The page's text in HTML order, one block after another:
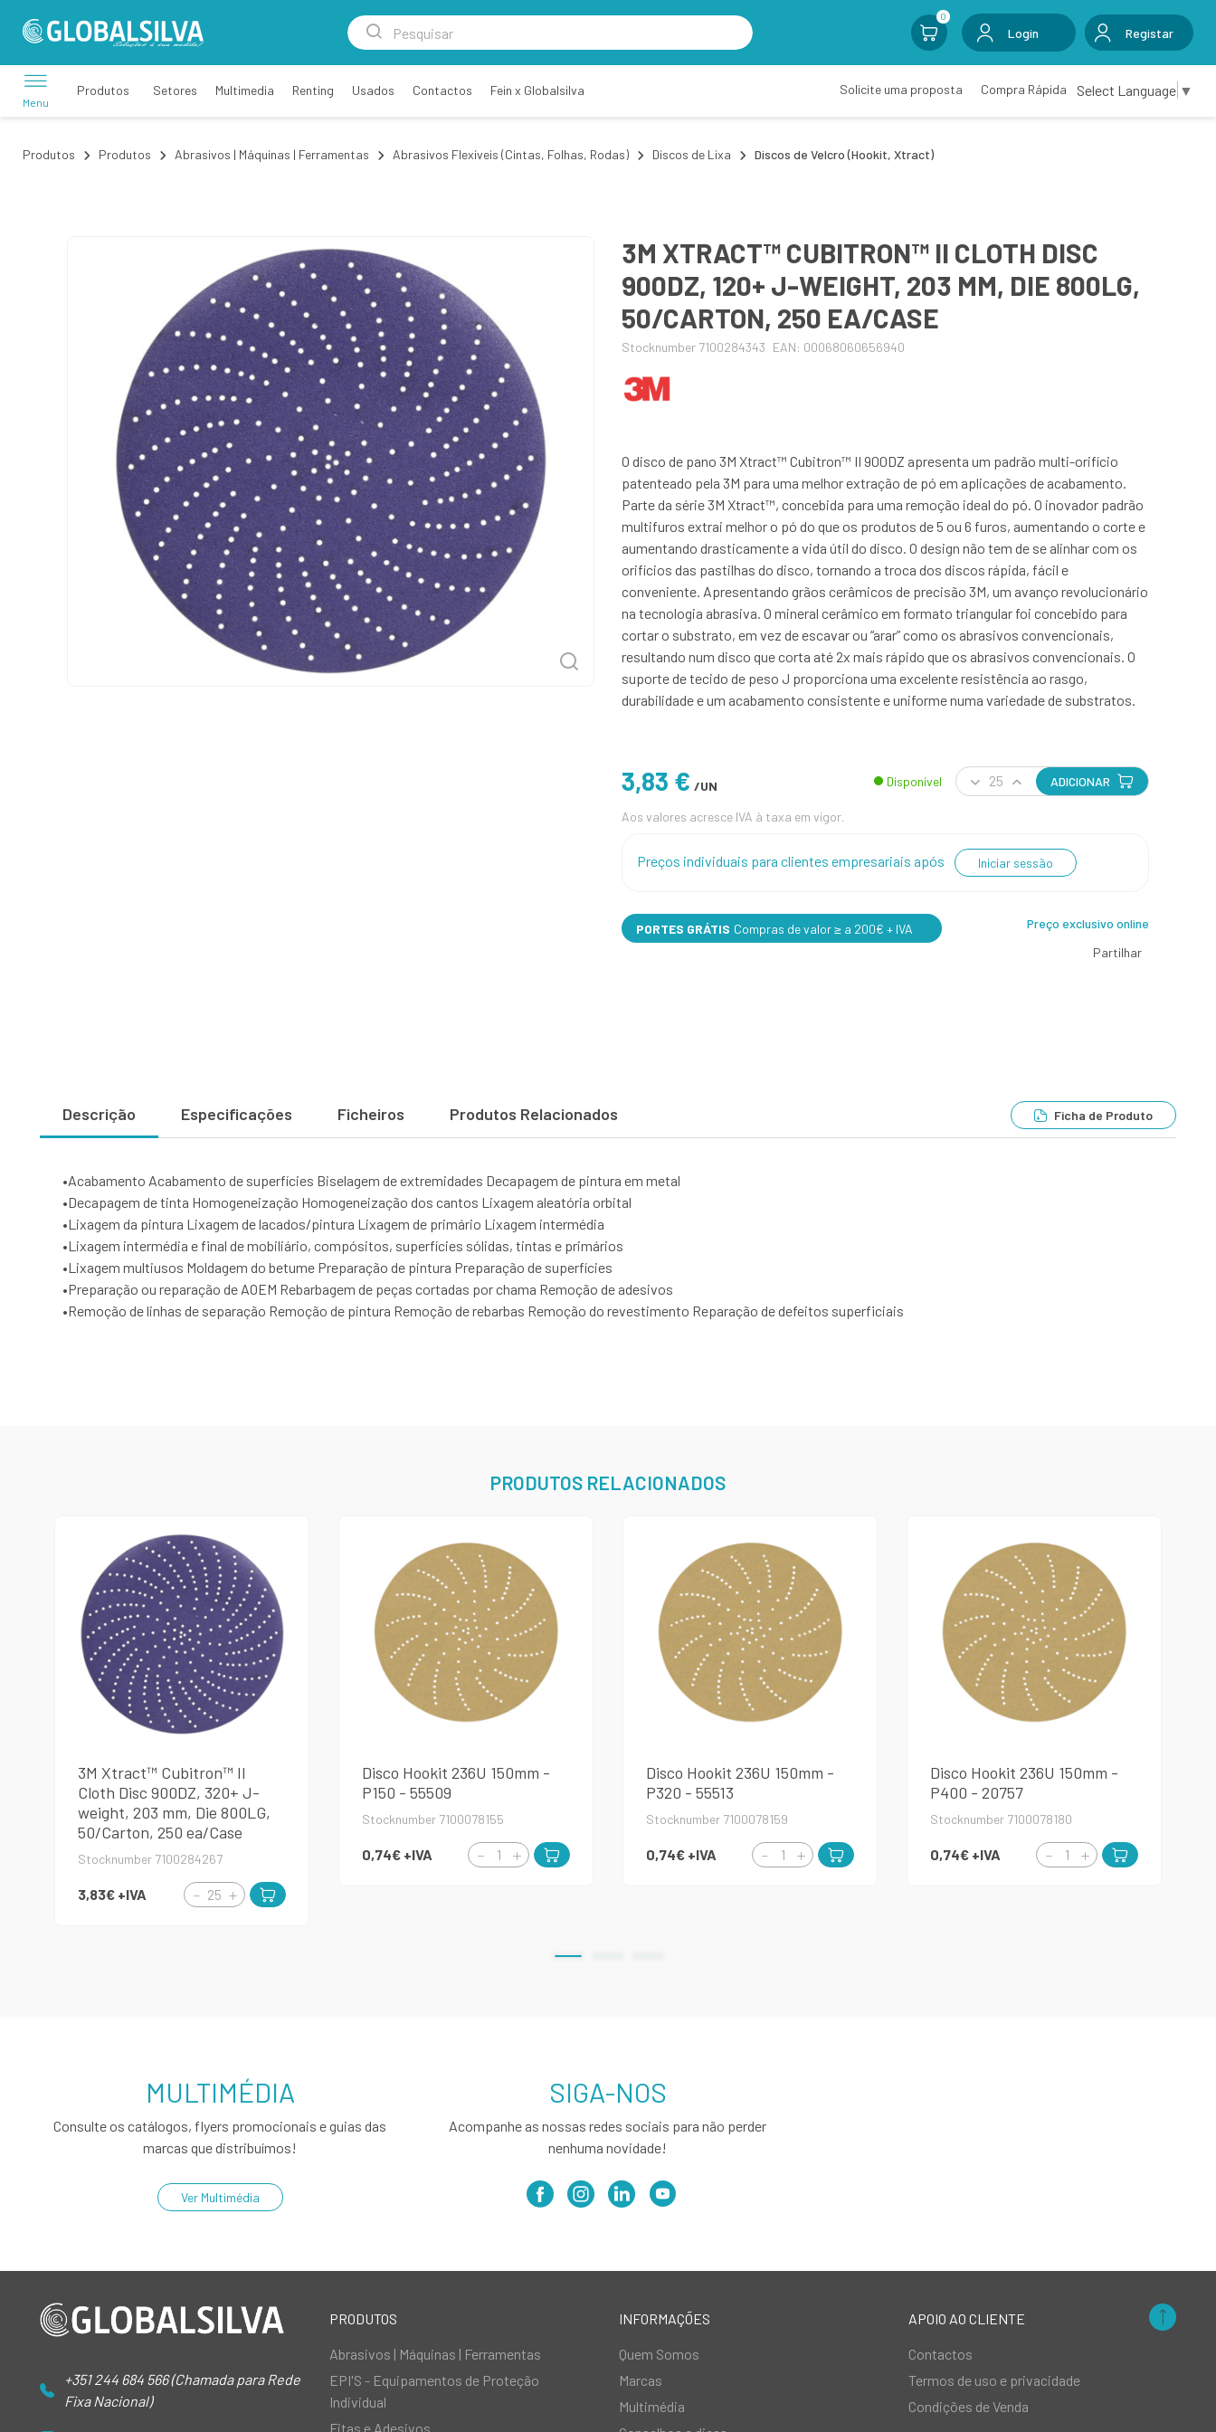
0
Login Registar
Menu
Produtos Setores Multimedia Renting Usados Contactos Fein x Globalsilva Solicite uma proposta Compra Rápida Select Language ▼
Produtos Produtos Abrasivos | Máquinas | Ferramentas Abrasivos Flexíveis (Cintas, Folhas, Rodas) Discos de Lixa Discos de Velcro (Hookit, Xtract)
3M XTRACT™ CUBITRON™ II CLOTH DISC
900DZ, 120+ J-WEIGHT, 203 MM, DIE 800LG,
50/CARTON, 250 EA/CASE
Stocknumber 7100284343 EAN: 00068060656940
O disco de pano 3M Xtract™ Cubitron™ II 900DZ apresenta um padrão multi-orifício
patenteado pela 3M para uma melhor extração de pó em aplicações de acabamento.
Parte da série 3M Xtract™, concebida para uma remoção ideal do pó. O inovador padrão
multifuros extrai melhor o pó do que os produtos de 5 ou 6 furos, aumentando o corte e
aumentando drasticamente a vida útil do disco. O design não tem de se alinhar com os
orifícios das pastilhas do disco, tornando a troca dos discos rápida, fácil e
conveniente. Apresentando grãos cerâmicos de precisão 3M, um avanço revolucionário
na tecnologia abrasiva. O mineral cerâmico em formato triangular foi concebido para
cortar o substrato, em vez de escavar ou “arar” como os abrasivos convencionais,
resultando num disco que corta até 2x mais rápido que os abrasivos convencionais. O
suporte de tecido de peso J proporciona uma excelente resistência ao rasgo,
durabilidade e um acabamento consistente e uniforme numa variedade de substratos.
3,83 € /UN Disponível ADICIONAR
Aos valores acresce IVA à taxa em vigor.
Preços individuais para clientes empresariais após Iniciar sessão
PORTES GRÁTIS Compras de valor ≥ a 200€ + IVA
Preço exclusivo online
Partilhar
Descrição Especificações Ficheiros Produtos Relacionados Ficha de Produto
•Acabamento Acabamento de superfícies Biselagem de extremidades Decapagem de pintura em metal
•Decapagem de tinta Homogeneização Homogeneização dos cantos Lixagem aleatória orbital
•Lixagem da pintura Lixagem de lacados/pintura Lixagem de primário Lixagem intermédia
•Lixagem intermédia e final de mobiliário, compósitos, superfícies sólidas, tintas e primários
•Lixagem multiusos Moldagem do betume Preparação de pintura Preparação de superfícies
•Preparação ou reparação de AOEM Rebarbagem de peças cortadas por chama Remoção de adesivos
•Remoção de linhas de separação Remoção de pintura Remoção de rebarbas Remoção do revestimento Reparação de defeitos superficiais
PRODUTOS RELACIONADOS
3M Xtract™ Cubitron™ II
Cloth Disc 900DZ, 320+ J-
weight, 203 mm, Die 800LG,
50/Carton, 250 ea/Case
Stocknumber 7100284267
3,83€ +IVA
Disco Hookit 236U 150mm -
P150 - 55509
Stocknumber 7100078155
0,74€ +IVA
Disco Hookit 236U 150mm -
P320 - 55513
Stocknumber 7100078159
0,74€ +IVA
Disco Hookit 236U 150mm -
P400 - 20757
Stocknumber 7100078180
0,74€ +IVA
MULTIMÉDIA
Consulte os catálogos, flyers promocionais e guias das
marcas que distribuímos!
Ver Multimédia
SIGA-NOS
Acompanhe as nossas redes sociais para não perder
nenhuma novidade!
+351 244 684 566 (Chamada para Rede
Fixa Nacional)
PRODUTOS
Abrasivos | Máquinas | Ferramentas
EPI'S - Equipamentos de Proteção
Individual
Fitas e Adesivos
INFORMAÇÕES
Quem Somos
Marcas
Multimédia
APOIO AO CLIENTE
Contactos
Termos de uso e privacidade
Condições de Venda